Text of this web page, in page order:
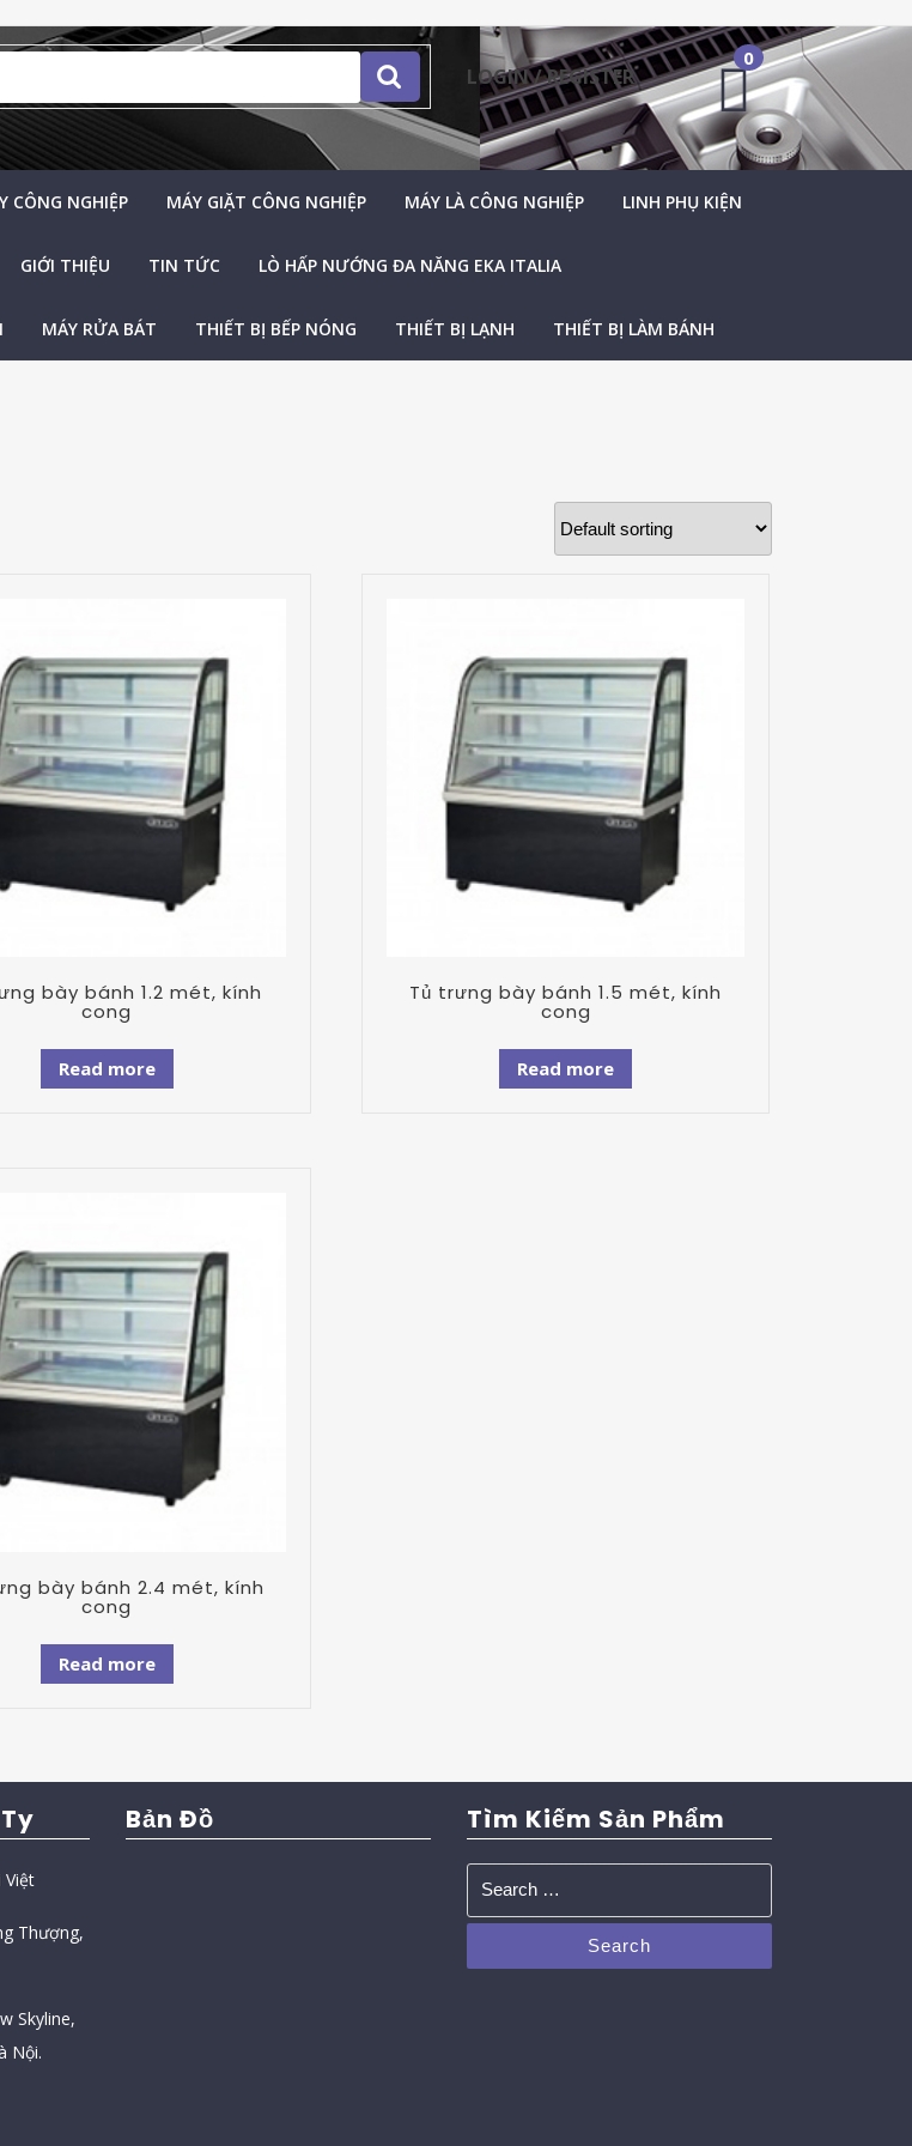
LOGIN / REGISTER
0
CÔNG NGHIỆP MÁY GIẶT CÔNG NGHIỆP MÁY LÀ CÔNG NGHIỆP LINH PHỤ KIỆN
GIỚI THIỆU TIN TỨC LÒ HẤP NƯỚNG ĐA NĂNG EKA ITALIA
MÁY RỬA BÁT THIẾT BỊ BẾP NÓNG THIẾT BỊ LẠNH THIẾT BỊ LÀM BÁNH
bày bánh 1.2 mét, kính
cong
Read more
Tủ trưng bày bánh 1.5 mét, kính
cong
Read more
bày bánh 2.4 mét, kính
cong
Read more
Việt
Thượng,
Skyline,
Nội.
Bản Đồ Tìm Kiếm Sản Phẩm
Search